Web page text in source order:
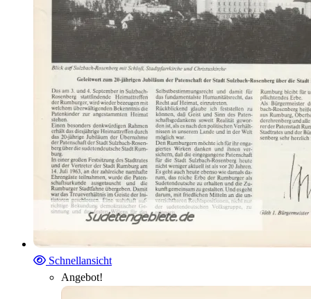
Schnellansicht
Angebot!